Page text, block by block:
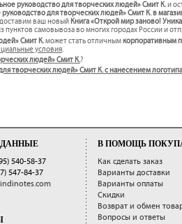
руководство для творческих людей» Смит К.и
для творческих людей» Смит К. в
ваш новый Книга «Открой мир заново!
самовывоза во многих городах России и
Смит К.может стать отличнымкорпоративным
условия.
людей» Смит К.?
творческих людей» Смит К. с нанесением
540-58-37
547-84-37
В ПОМОЩЬ
Как сделать заказ
Варианты доставки
Варианты оплаты
Скидки
Возврат и обмен
Вопросы и ответы